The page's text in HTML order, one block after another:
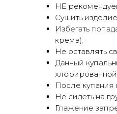
НЕ
Сушить
Избегать
крема);
Не оставлять
Данный
хлорированной
После купания
Не сидеть на
Глажение